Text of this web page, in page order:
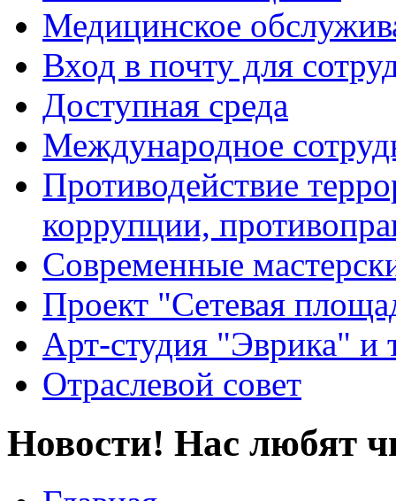
Медицинское
Вход в почту для
Доступная среда
Международное
Противодействие
коррупции,
Современные
Проект "Сетевая
Арт-студия "Эврика" и
Отраслевой совет
Новости! Нас любят